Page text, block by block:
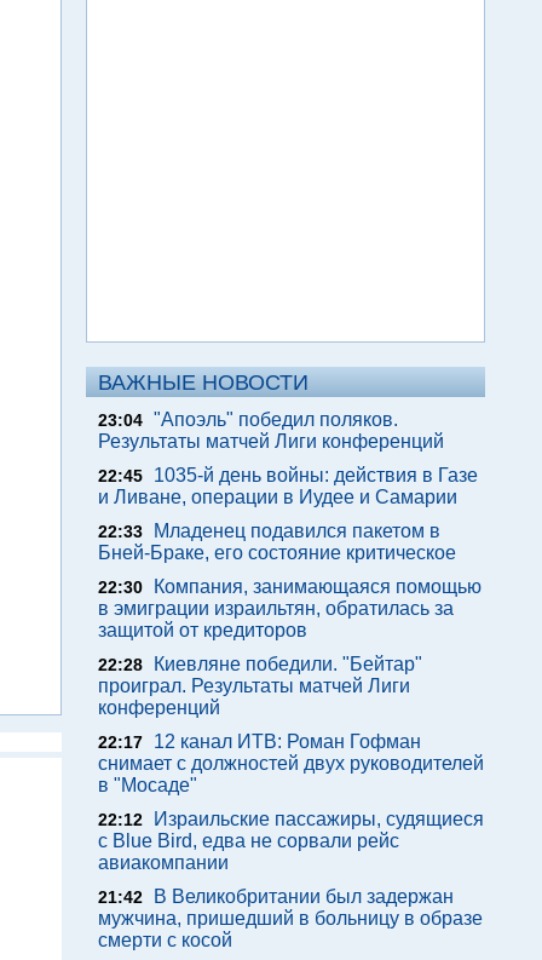
ВАЖНЫЕ НОВОСТИ
23:04 "Апоэль" победил поляков.
Результаты матчей Лиги конференций
22:45
1035-й день войны: действия в Газе
и Ливане, операции в Иудее и Самарии
22:33
Младенец подавился пакетом в
Бней-Браке, его состояние критическое
22:30
Компания, занимающаяся помощью
в эмиграции израильтян, обратилась за
защитой от кредиторов
22:28
Киевляне победили. "Бейтар"
проиграл. Результаты матчей Лиги
конференций
22:17
12 канал ИТВ: Роман Гофман
снимает с должностей двух руководителей
в "Мосаде"
22:12
Израильские пассажиры, судящиеся
с Blue Bird, едва не сорвали рейс
авиакомпании
21:42
В Великобритании был задержан
мужчина, пришедший в больницу в образе
смерти с косой